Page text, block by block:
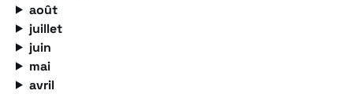
août
juillet
juin
mai
avril